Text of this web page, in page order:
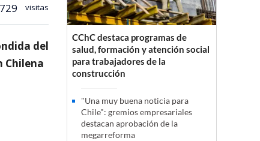
visitas
del
Chilena
CChC destaca programas de
salud, formación y atención social
para trabajadores de la
construcción
"Una muy buena noticia para
Chile": gremios empresariales
destacan aprobación de la
megarreforma